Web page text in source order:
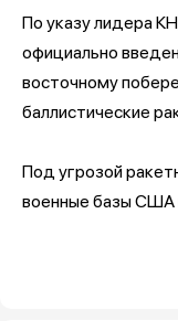
По указу лидера
официально
восточному
баллистические
Под угрозой
военные базы США